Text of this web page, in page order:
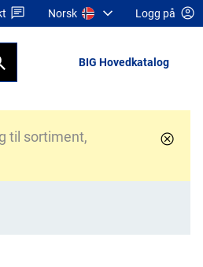
Norsk Logg på
BIG Hovedkatalog
til sortiment,